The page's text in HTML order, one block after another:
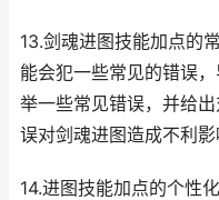
13.剑魂进图技能加点的
能会犯一些常见的错误
举一些常见错误，并给
误对剑魂进图造成不利影
14.进图技能加点的个性